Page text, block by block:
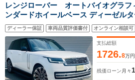
レンジローバー オートバイオグラフ
ンダードホイールベース ディーゼル
古車・ブラックコントラストルーフ・
ディーラー保証 車両品質評価書付 オンライン相談可
支払総額
1726.8万円
残価ローン 月々